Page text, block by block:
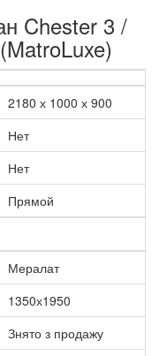
Chester 3 /
2180 х 1000 х 900
Нет
Нет
Прямой
Мералат
1350х1950
Знято з продажу